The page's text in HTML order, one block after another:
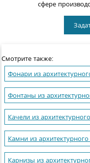
сфере
Смотрите также:
Фонари из
Фонтаны из
Качели из
Камни из
Карнизы из